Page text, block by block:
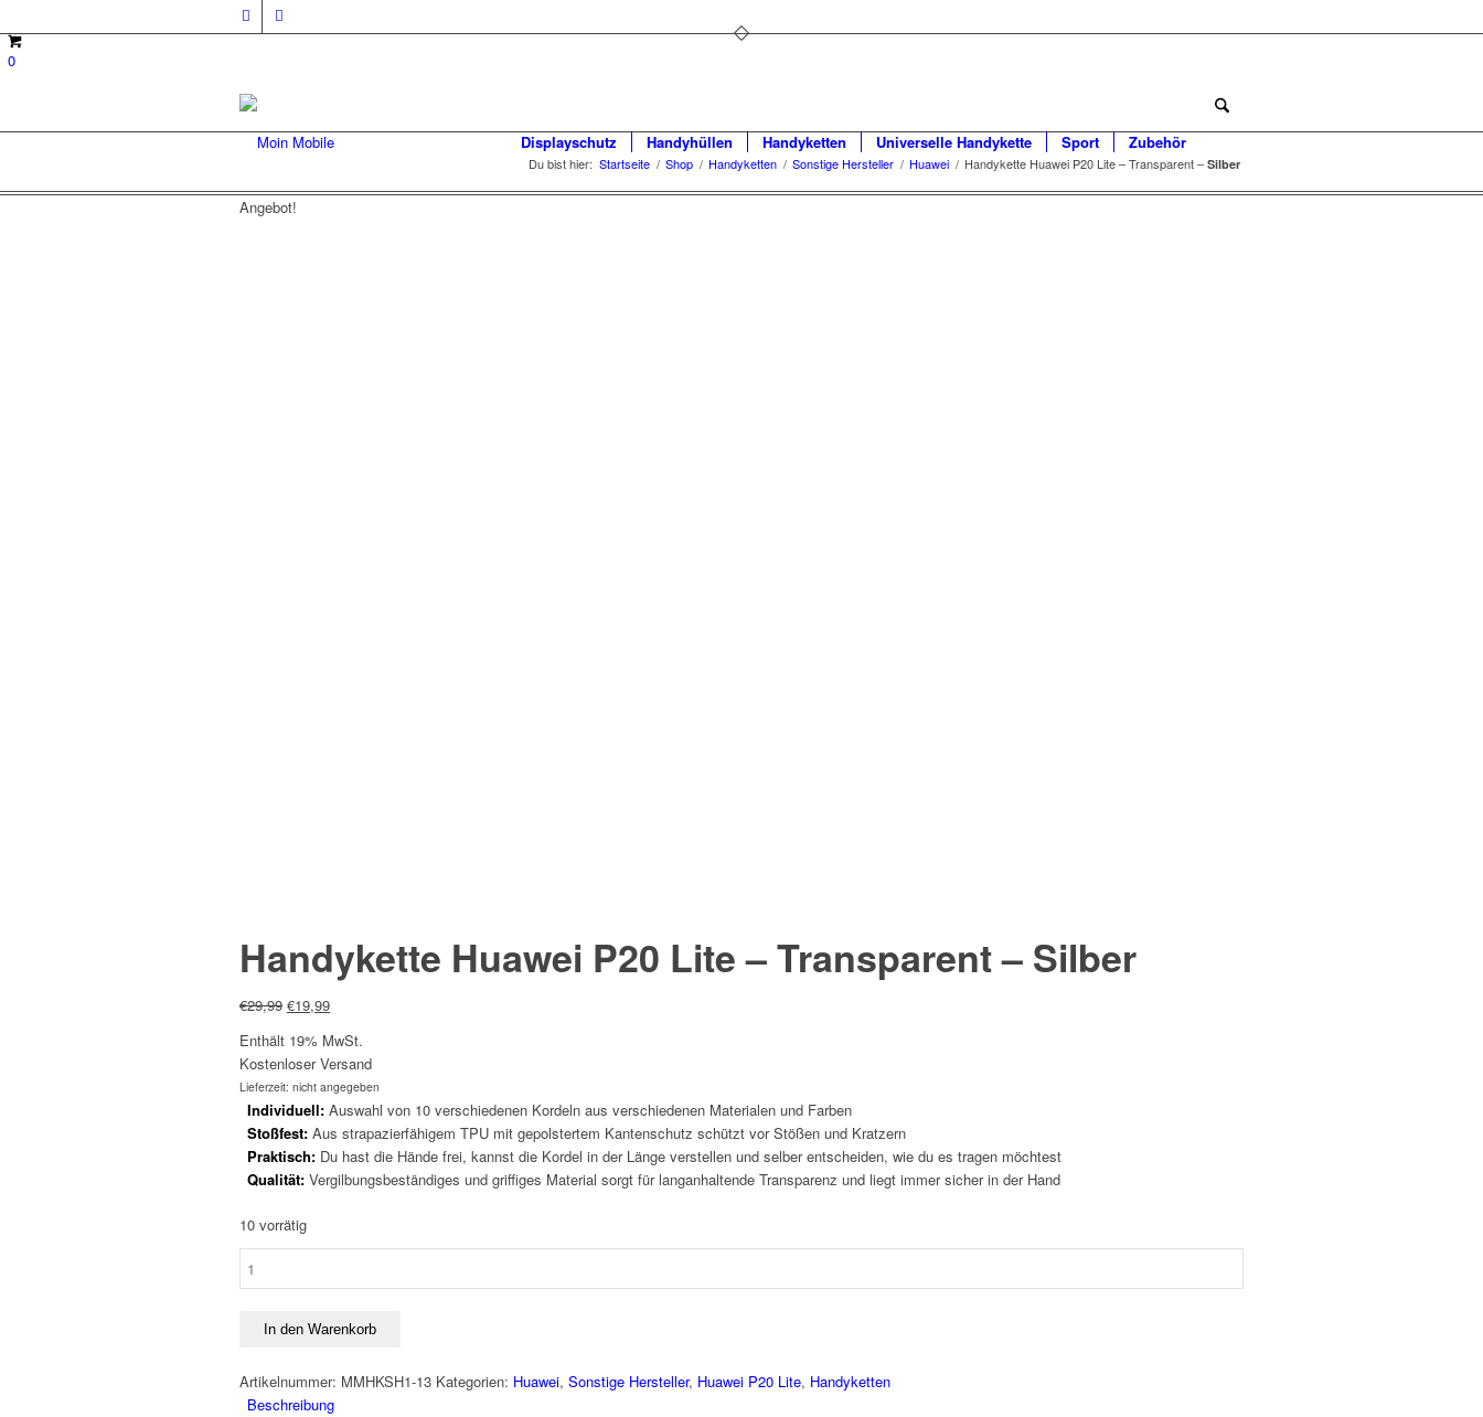
0
Displayschutz Handyhüllen Handyketten Universelle Handykette Sport Zubehör
Du bist hier: Startseite / Shop / Handyketten / Sonstige Hersteller / Huawei / Handykette Huawei P20 Lite – Transparent – Silber
Angebot!
Handykette Huawei P20 Lite – Transparent – Silber
€29,99 Ursprünglicher
war:
€29,99
€19,99Aktueller
ist:
€19,99.
Enthält 19% MwSt.
Kostenloser Versand
Lieferzeit: nicht angegeben
Individuell: Auswahl von 10 verschiedenen Kordeln aus verschiedenen Materialen und Farben
Stoßfest: Aus strapazierfähigem TPU mit gepolstertem Kantenschutz schützt vor Stößen und Kratzern
Praktisch: Du hast die Hände frei, kannst die Kordel in der Länge verstellen und selber entscheiden, wie du es tragen möchtest
Qualität: Vergilbungsbeständiges und griffiges Material sorgt für langanhaltende Transparenz und liegt immer sicher in der Hand
10 vorrätig
Transparent
In den Warenkorb
Artikelnummer: MMHKSH1-13 Kategorien: Huawei, Sonstige Hersteller, Huawei P20 Lite, Handyketten
Beschreibung